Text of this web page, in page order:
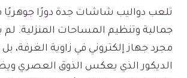
تلعب دواليب شاشات جدة دورًا
جمالية وتنظيم المساحات المنزلية. لم
مجرد جهاز إلكتروني في زاوية الغرفة،
الديكور الذي يعكس الذوق العصري